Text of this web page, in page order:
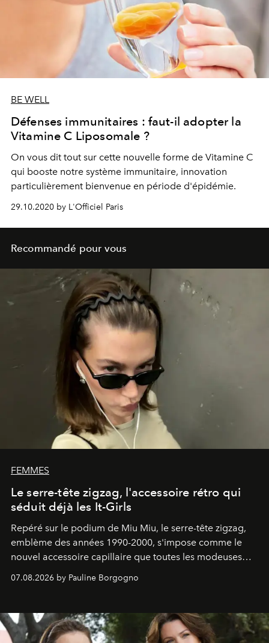
BE WELL
Défenses immunitaires : faut-il adopter la
Vitamine C Liposomale ?
On vous dit tout sur cette nouvelle forme de Vitamine C
qui booste notre système immunitaire, innovation
particulièrement bienvenue en période d'épidémie.
29.10.2020 by L'Officiel Paris
Recommandé pour vous
FEMMES
Le serre-tête zigzag, l'accessoire rétro qui
séduit déjà les It-Girls
Repéré sur le podium de Miu Miu, le serre-tête zigzag,
emblème des années 1990-2000, s'impose comme le
nouvel accessoire capillaire que toutes les modeuses
s'arrachent déjà.
07.08.2026 by Pauline Borgogno